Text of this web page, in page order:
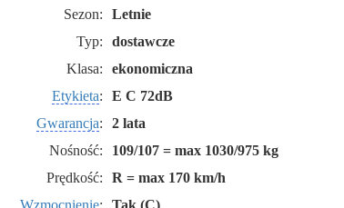
Sezon:
Letnie
Typ:
dostawcze
Klasa:
ekonomiczna
Etykieta:
E C 72dB
Gwarancja:
2 lata
Nośność:
109/107 = max 1030/975 kg
Prędkość:
R = max 170 km/h
Wzmocnienie:
Tak (C)